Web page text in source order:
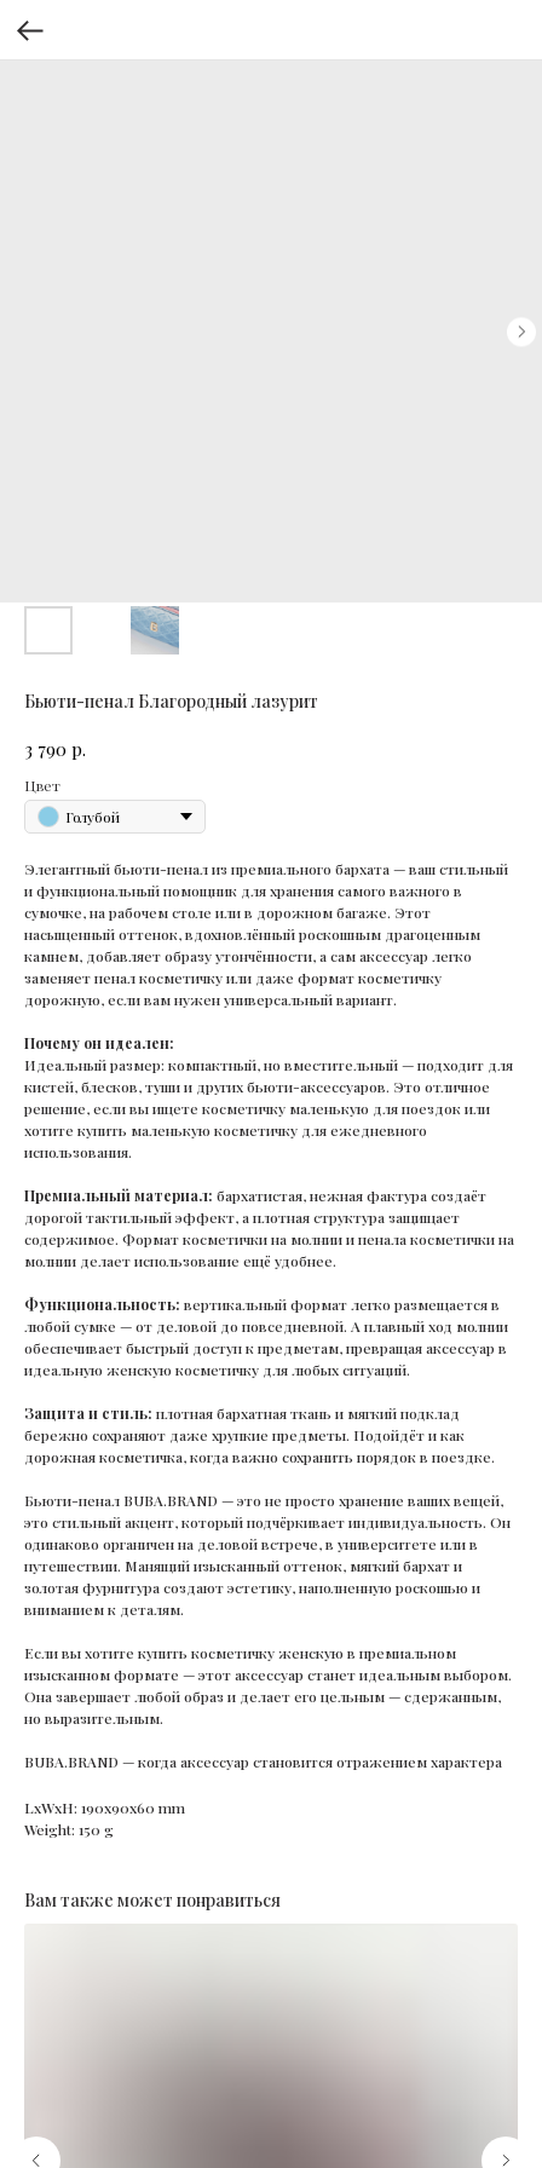
Бьюти-пенал Благородный лазурит
3 790 р.
Цвет
Голубой
Элегантный бьюти-пенал из премиального бархата — ваш стильный
и функциональный помощник для хранения самого важного в
сумочке, на рабочем столе или в дорожном багаже. Этот
насыщенный оттенок, вдохновлённый роскошным драгоценным
камнем, добавляет образу утончённости, а сам аксессуар легко
заменяет пенал косметичку или даже формат косметичку
дорожную, если вам нужен универсальный вариант.
Почему он идеален:
Идеальный размер: компактный, но вместительный — подходит для
кистей, блесков, туши и других бьюти-аксессуаров. Это отличное
решение, если вы ищете косметичку маленькую для поездок или
хотите купить маленькую косметичку для ежедневного
использования.
Премиальный материал: бархатистая, нежная фактура создаёт
дорогой тактильный эффект, а плотная структура защищает
содержимое. Формат косметички на молнии и пенала косметички на
молнии делает использование ещё удобнее.
Функциональность: вертикальный формат легко размещается в
любой сумке — от деловой до повседневной. А плавный ход молнии
обеспечивает быстрый доступ к предметам, превращая аксессуар в
идеальную женскую косметичку для любых ситуаций.
Защита и стиль: плотная бархатная ткань и мягкий подклад
бережно сохраняют даже хрупкие предметы. Подойдёт и как
дорожная косметичка, когда важно сохранить порядок в поездке.
Бьюти-пенал BUBA.BRAND — это не просто хранение ваших вещей,
это стильный акцент, который подчёркивает индивидуальность. Он
одинаково органичен на деловой встрече, в университете или в
путешествии. Манящий изысканный оттенок, мягкий бархат и
золотая фурнитура создают эстетику, наполненную роскошью и
вниманием к деталям.
Если вы хотите купить косметичку женскую в премиальном
изысканном формате — этот аксессуар станет идеальным выбором.
Она завершает любой образ и делает его цельным — сдержанным,
но выразительным.
BUBA.BRAND — когда аксессуар становится отражением характера
LxWxH: 190x90x60 mm
Weight: 150 g
Вам также может понравиться